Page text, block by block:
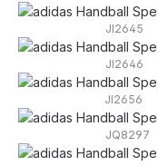
JI2645
JI2646
JI2656
JQ8297